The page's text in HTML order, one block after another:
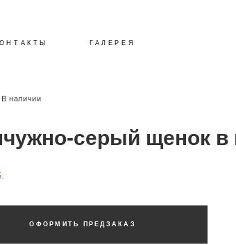
ГАЛЕРЕЯ
В наличии
серый щенок в
ОФОРМИТЬ ПРЕДЗАКАЗ